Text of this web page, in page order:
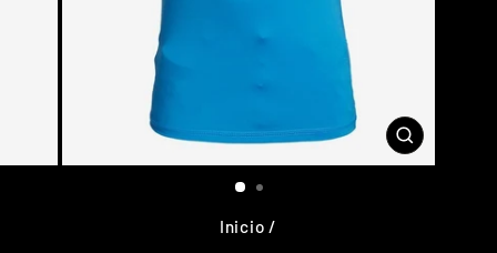
CERRAR
(ESC)
Inicio /